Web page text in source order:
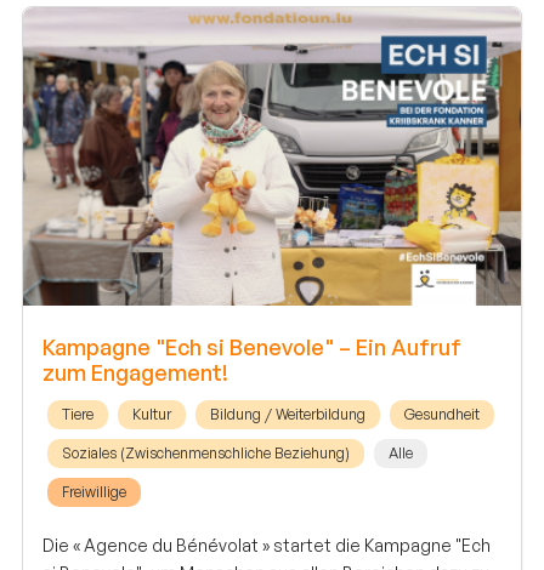
Kampagne "Ech si Benevole" – Ein Aufruf
zum Engagement!
Tiere Kultur Bildung / Weiterbildung Gesundheit
Soziales (Zwischenmenschliche Beziehung) Alle
Freiwillige
Die « Agence du Bénévolat » startet die Kampagne "Ech